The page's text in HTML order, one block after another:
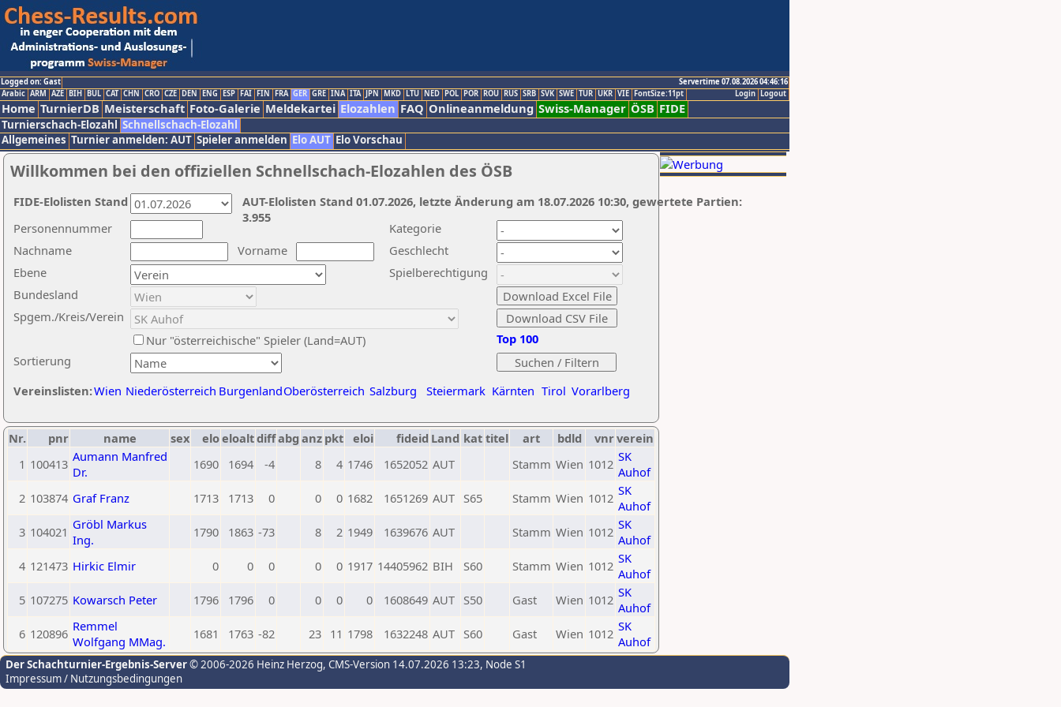
Logged on: Gast
Servertime 07.08.2026 04:46:16
Logout
Login
Arabic ARM AZE BIH BUL CAT CHN CRO CZE DEN ENG ESP FAI FIN FRA GER GRE INA ITA JPN MKD LTU NED POL POR ROU RUS SRB SVK SWE TUR UKR VIE FontSize:11pt
Home TurnierDB Meisterschaft Foto-Galerie Meldekartei Elozahlen FAQ Onlineanmeldung Swiss-Manager ÖSB FIDE
Turnierschach-Elozahl Schnellschach-Elozahl
Allgemeines Turnier anmelden: AUT Spieler anmelden Elo AUT Elo Vorschau
Willkommen bei den offiziellen Schnellschach-Elozahlen des ÖSB
Nachname
Vorname
Ebene
Kategorie
Sortierung
Personennummer
Bundesland
Spgem./Kreis/Verein
Geschlecht
Nur "österreichische" Spieler (Land=AUT)
Spielberechtigung
Vereinslisten:Wien Niederösterreich BurgenlandOberösterreich Salzburg Steiermark Kärnten Tirol Vorarlberg
Top 100
AUT-Elolisten Stand 01.07.2026, letzte Änderung am 18.07.2026 10:30, gewertete Partien:
3.955
FIDE-Elolisten Stand
Nr. pnr name sex eloeloaltdiffabg anz pkt eloi fideid Land kat titel art bdld vnrverein
1 100413 Aumann Manfred
Dr.
1690 1694 -4 8 4 1746 1652052 AUT Stamm Wien 1012 SK
Auhof
2 103874 Graf Franz 1713 1713 0 0 0 1682 1651269 AUT S65 Stamm Wien 1012 SK
Auhof
3 104021 Gröbl Markus
Ing.
1790 1863 -73 8 2 1949 1639676 AUT Stamm Wien 1012 SK
Auhof
4 121473 Hirkic Elmir 0 0 0 0 0 1917 14405962 BIH S60 Stamm Wien 1012 SK
Auhof
5 107275 Kowarsch Peter 1796 1796 0 0 0 0 1608649 AUT S50 Gast Wien 1012 SK
Auhof
6 120896 Remmel
Wolfgang MMag.
1681 1763 -82 23 11 1798 1632248 AUT S60 Gast Wien 1012 SK
Auhof
Der Schachturnier-Ergebnis-Server© 2006-2026 Heinz Herzog, CMS-Version 14.07.2026 13:23, Node S1
Impressum / Nutzungsbedingungen